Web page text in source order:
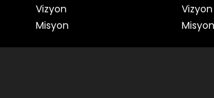
Vizyon
Misyon
Vizyon
Misyon